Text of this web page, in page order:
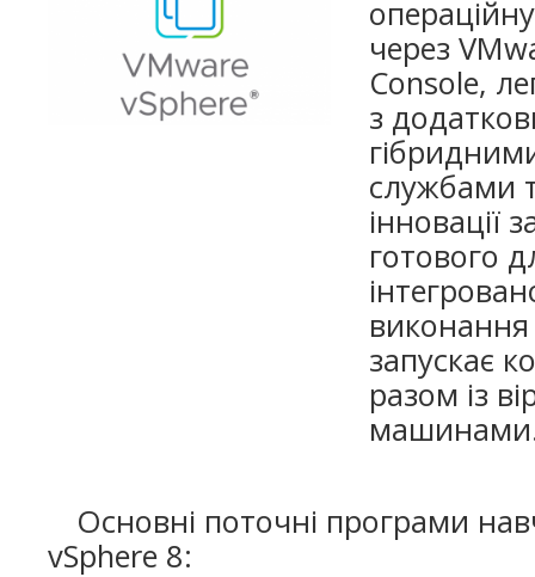
через
Console,
з
службами
інновації
готового
запускає
разом із
Основні поточні програми
vSphere 8: